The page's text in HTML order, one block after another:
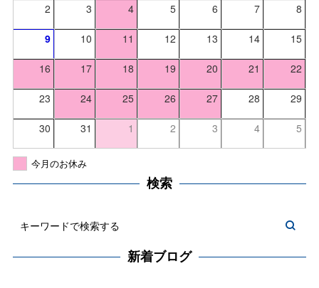
2 3 4 5 6 7 8
9 10 11 12 13 14 15
16 17 18 19 20 21 22
23 24 25 26 27 28 29
30 31 1 2 3 4 5
今月のお休み
検索
新着ブログ